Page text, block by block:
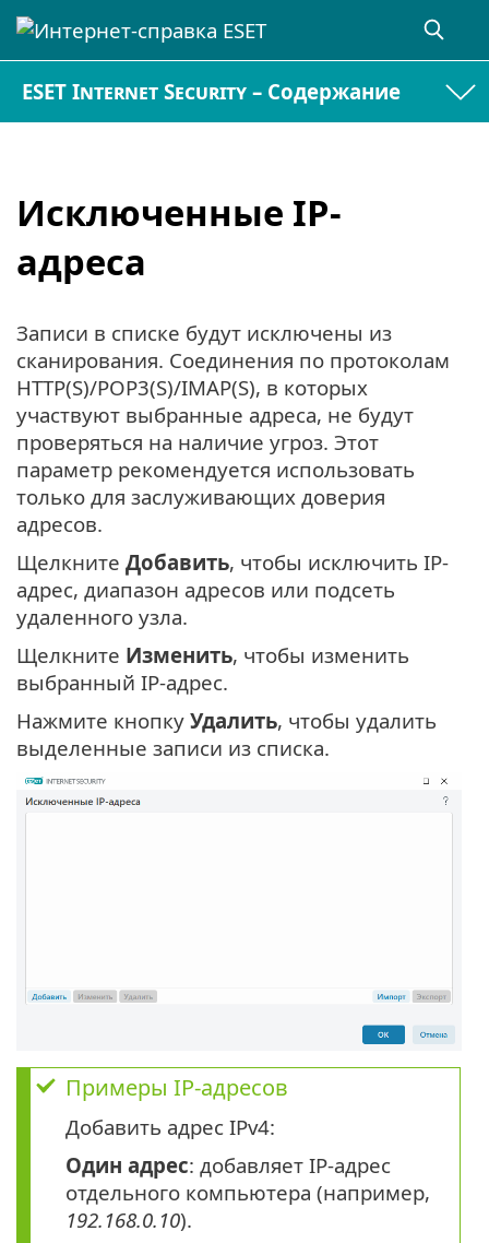
ESET Internet Security – Содержание
Исключенные IP-
адреса
Записи в списке будут исключены из
сканирования. Соединения по протоколам
HTTP(S)/POP3(S)/IMAP(S), в которых
участвуют выбранные адреса, не будут
проверяться на наличие угроз. Этот
параметр рекомендуется использовать
только для заслуживающих доверия
адресов.
Щелкните Добавить, чтобы исключить IP-
адрес, диапазон адресов или подсеть
удаленного узла.
Щелкните Изменить, чтобы изменить
выбранный IP-адрес.
Нажмите кнопку Удалить, чтобы удалить
выделенные записи из списка.
Примеры IP-адресов
Добавить адрес IPv4:
Один адрес: добавляет IP-адрес
отдельного компьютера (например,
192.168.0.10).